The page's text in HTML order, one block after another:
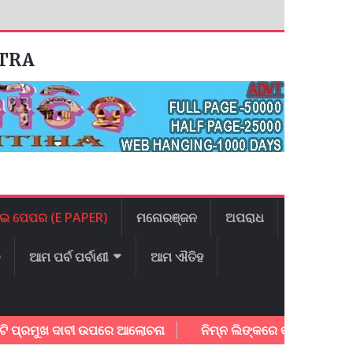
ଇ ପେପର (E PAPER) ମନୋରଞ୍ଜନ ଅପରାଧ
ଆମ ପର୍ବ ପର୍ବାଣୀ ଆମ ଐତିହ
ଉପରେ ଆଲୋଚନା ନିମ୍ନ ଲିଙ୍କରେ କ୍ଲିକ କରି ଆଜିର ଇ –